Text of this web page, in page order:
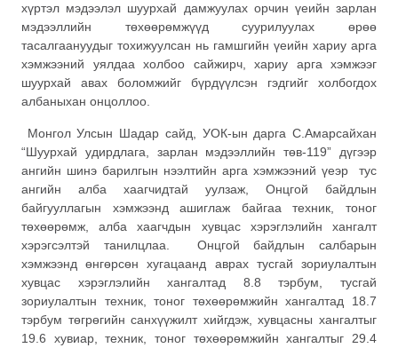
хүртэл мэдээлэл шуурхай дамжуулах орчин үеийн зарлан
мэдээллийн төхөөрөмжүүд суурилуулах өрөө
тасалгаануудыг тохижуулсан нь гамшгийн үеийн хариу арга
хэмжээний уялдаа холбоо сайжирч, хариу арга хэмжээг
шуурхай авах боломжийг бүрдүүлсэн гэдгийг холбогдох
албаныхан онцоллоо.
Монгол Улсын Шадар сайд, УОК-ын дарга С.Амарсайхан
“Шуурхай удирдлага, зарлан мэдээллийн төв-119” дүгээр
ангийн шинэ барилгын нээлтийн арга хэмжээний үеэр тус
ангийн алба хаагчидтай уулзаж, Онцгой байдлын
байгууллагын хэмжээнд ашиглаж байгаа техник, тоног
төхөөрөмж, алба хаагчдын хувцас хэрэглэлийн хангалт
хэрэгсэлтэй танилцлаа. Онцгой байдлын салбарын
хэмжээнд өнгөрсөн хугацаанд аврах тусгай зориулалтын
хувцас хэрэглэлийн хангалтад 8.8 тэрбум, тусгай
зориулалтын техник, тоног төхөөрөмжийн хангалтад 18.7
тэрбум төгрөгийн санхүүжилт хийгдэж, хувцасны хангалтыг
19.6 хувиар, техник, тоног төхөөрөмжийн хангалтыг 29.4